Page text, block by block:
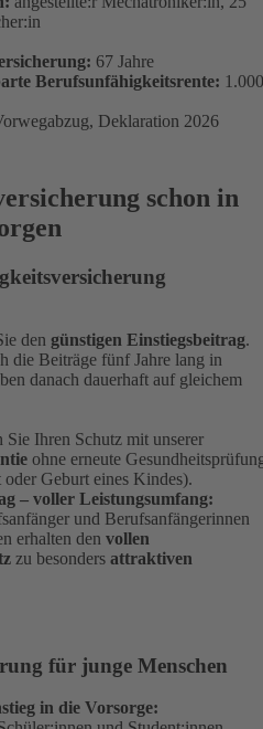
67 Jahre
Berufsunfähigkeitsrente: 1.000
Deklaration 2026
schon in
den günstigen Einstiegsbeitrag.
die Beiträge fünf Jahre lang in
danach dauerhaft auf gleichem
Sie Ihren Schutz mit unserer
ohne erneute
Geburt eines Kindes).
– voller Leistungsumfang:
und Berufsanfängerinnen
erhalten den vollen
zu besonders attraktiven
für junge Menschen
in die Vorsorge: